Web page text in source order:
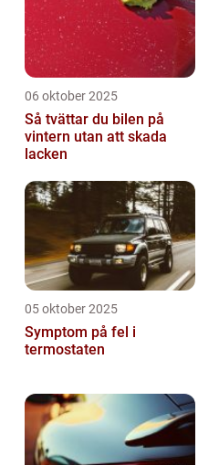
06 oktober 2025
Så tvättar du bilen på
vintern utan att skada
lacken
05 oktober 2025
Symptom på fel i
termostaten